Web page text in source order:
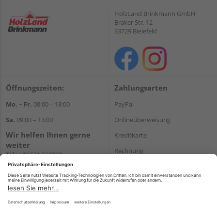
HolzLand Brinkmann GmbH
Braker Str. 12
33729 Bielefeld
Öffnungszeiten:
Mo. – Fr. 08:00 – 18:00
Sa. 09:00 – 13:00
Wir helfen Ihnen gerne
weiter
Tel.:+49 521 560320
E-Mail:shop@holzland-
brinkmann.de
Zahlungsarten
PayPal
Onlineüberweisung
Kreditkarte
Rechnung
Versand